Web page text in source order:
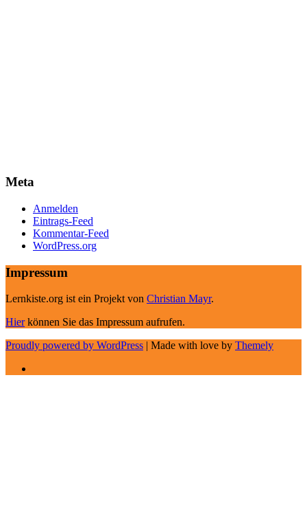
Meta
Anmelden
Eintrags-Feed
Kommentar-Feed
WordPress.org
Impressum
Lernkiste.org ist ein Projekt von Christian Mayr.
Hierkönnen Sie das Impressum aufrufen.
Proudly powered by WordPress | Made with love by Themely